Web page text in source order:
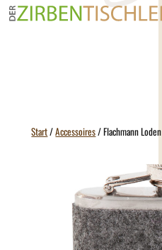
Zum
Inhalt
Start/Accessoires/ Flachmann Loden